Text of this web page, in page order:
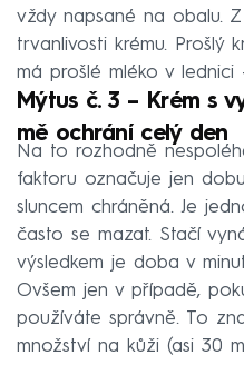
vždy napsané na obalu.
trvanlivosti krému. Prošlý
má prošlé mléko v lednici
Mýtus č. 3 – Krém s
mě ochrání celý den
Na to rozhodně
faktoru označuje jen
sluncem chráněná. Je
často se mazat. Stačí
výsledkem je doba v
Ovšem jen v případě,
používáte správně. To
množství na kůži (asi 30